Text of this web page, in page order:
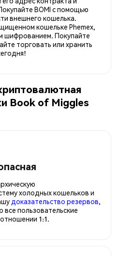
BOMI с помощью
внешнего кошелька.
кошельке Phemex,
Покупайте
торговать или хранить
Book of Miggles
холодных кошельков и
доказательство резервов,
пользовательские
1:1.